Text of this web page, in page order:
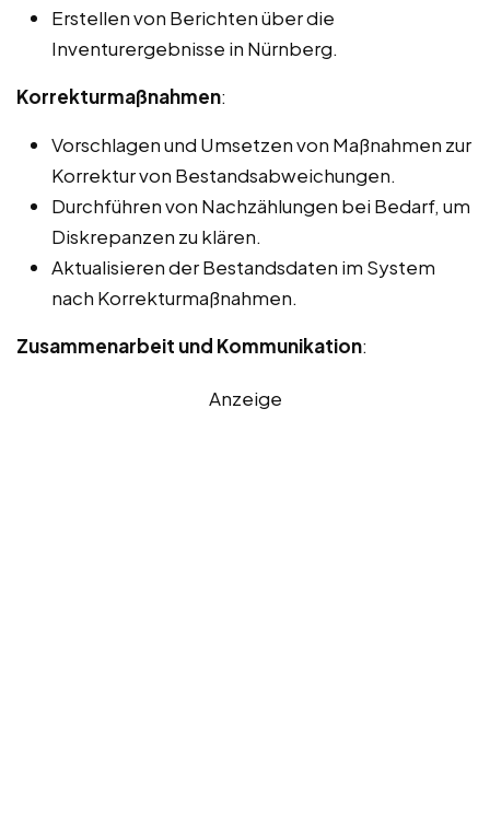
Erstellen von Berichten über die
Inventurergebnisse in Nürnberg.
Korrekturmaßnahmen:
Vorschlagen und Umsetzen von Maßnahmen zur
Korrektur von Bestandsabweichungen.
Durchführen von Nachzählungen bei Bedarf, um
Diskrepanzen zu klären.
Aktualisieren der Bestandsdaten im System
nach Korrekturmaßnahmen.
Zusammenarbeit und Kommunikation:
Anzeige